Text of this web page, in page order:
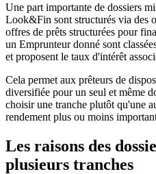
Une part importante de dossiers
Look&Fin sont structurés via des
offres de prêts structurées pour
un Emprunteur donné sont
et proposent le taux d'intérêt
Cela permet aux prêteurs de
diversifiée pour un seul et même
choisir une tranche plutôt qu'une
rendement plus ou moins
Les raisons des
plusieurs tranches